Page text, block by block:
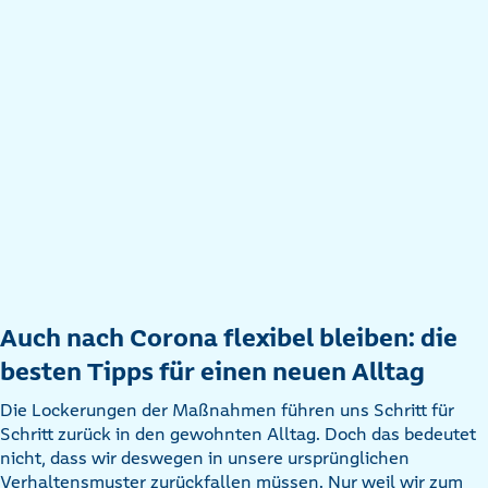
Auch nach Corona flexibel bleiben: die
besten Tipps für einen neuen Alltag
Die Lockerungen der Maßnahmen führen uns Schritt für
Schritt zurück in den gewohnten Alltag. Doch das bedeutet
nicht, dass wir deswegen in unsere ursprünglichen
Verhaltensmuster zurückfallen müssen. Nur weil wir zum